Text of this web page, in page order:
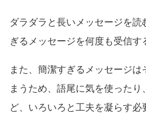
ダラダラと長いメッセージを
ぎるメッセージを何度も受信す
また、簡潔すぎるメッセージ
まうため、語尾に気を使った
ど、いろいろと工夫を凝らす必